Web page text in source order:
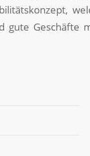
gute Geschäfte